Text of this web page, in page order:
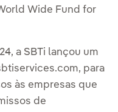
Wide Fund for
a SBTi lançou um
para
às empresas que
de